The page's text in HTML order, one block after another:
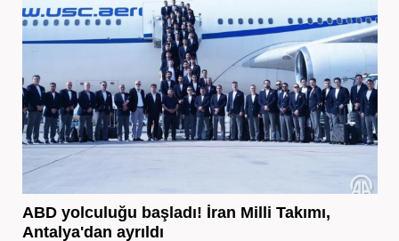
ABD yolculuğu başladı! İran Milli Takımı,
Antalya'dan ayrıldı